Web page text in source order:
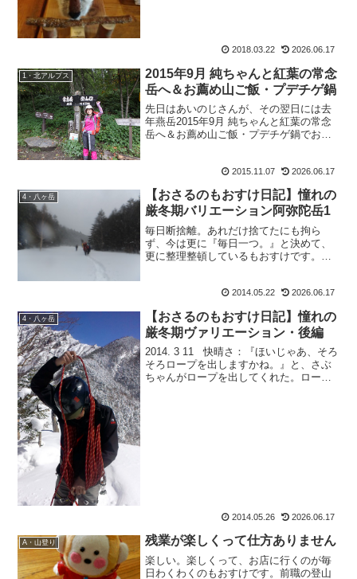
2018.03.22 2026.06.17
1・北アルプス
2015年9月 純ちゃんと紅葉の常念
岳へ＆お薦め山ご飯・プデチゲ鍋
先日はあいのじさんが、その翌日には去
年燕岳2015年9月 純ちゃんと紅葉の常念
岳へ＆お薦め山ご飯・プデチゲ鍋でお会
さいました。皆様いつもありがとうござ
います。慌ただしい...
2015.11.07 2026.06.17
4・八ヶ岳
【おさるのもおすけ日記】憧れの
厳冬期バリエーション阿弥陀岳1
毎日断捨離。あれだけ捨てたにも拘ら
ず、今は更に『毎日一つ。』と決めて、
更に整理整頓しているもおすけです。皆
うで読んでいない本。それらはとっくに
2014.05.22 2026.06.17
4・八ヶ岳
【おさるのもおすけ日記】憧れの
厳冬期ヴァリエーション・後編
2014. 3 11 快晴さ：『ほいじゃあ、そろ
そろロープを出しますかね。』と、さぶ
ちゃんがロープを出してくれた。ロープ
2014.05.26 2026.06.17
A・山登り 残業が楽しくって仕方ありません
楽しい。楽しくって、お店に行くのが毎
日わくわくのもおすけです。前職の登山